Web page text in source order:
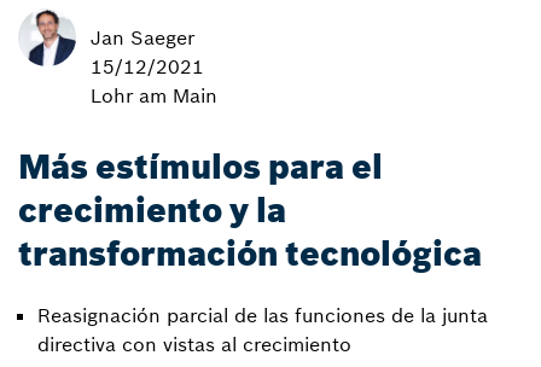
Jan Saeger
15/12/2021
Lohr am Main
Más estímulos para el
crecimiento y la
transformación tecnológica
Reasignación parcial de las funciones de la junta
directiva con vistas al crecimiento